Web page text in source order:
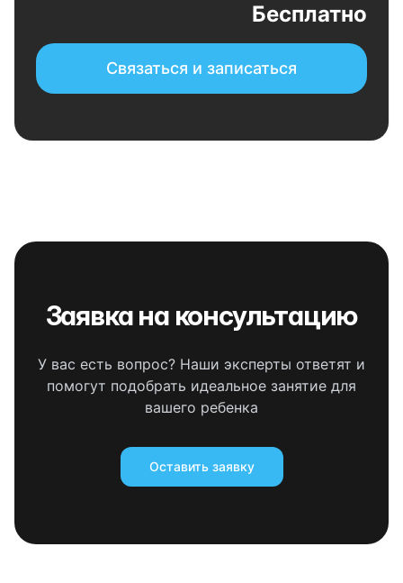
Бесплатно
Связаться и записаться
Заявка на консультацию
У вас есть вопрос? Наши эксперты ответят и
помогут подобрать идеальное занятие для
вашего ребенка
Оставить заявку